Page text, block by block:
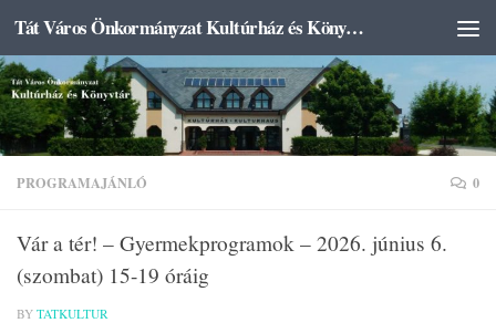
Skip to content Tát Város Önkormányzat Kultúrház és Könyvtár
PROGRAMAJÁNLÓ 0
Vár a tér! – Gyermekprogramok – 2026. június 6.
(szombat) 15-19 óráig
BY TATKULTUR